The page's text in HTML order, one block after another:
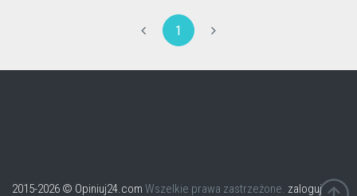
1
2015-2026 © Opiniuj24.com Wszelkie prawa zastrzeżone. zaloguj